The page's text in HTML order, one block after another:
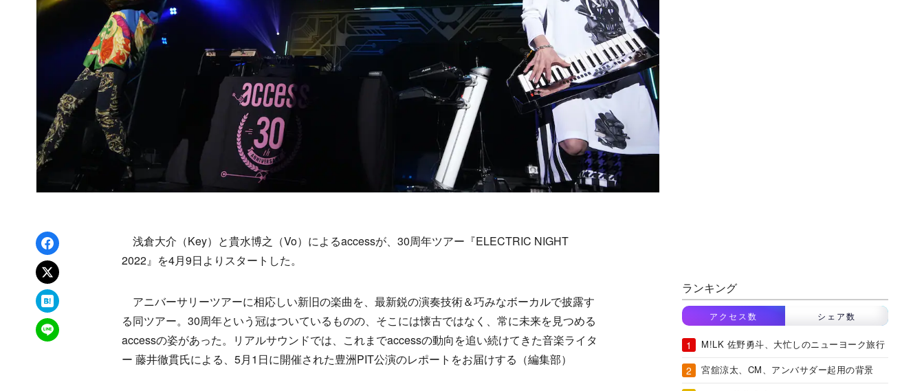
Facebookでシェア
xでポスト
はてなブックマーク
LINEで送る
浅倉大介（Key）と貴水博之（Vo）によるaccessが、30周年ツアー『ELECTRIC NIGHT
2022』を4月9日よりスタートした。
アニバーサリーツアーに相応しい新旧の楽曲を、最新鋭の演奏技術＆巧みなボーカルで披露す
る同ツアー。30周年という冠はついているものの、そこには懐古ではなく、常に未来を見つめる
accessの姿があった。リアルサウンドでは、これまでaccessの動向を追い続けてきた音楽ライタ
ー 藤井徹貫氏による、5月1日に開催された豊洲PIT公演のレポートをお届けする（編集部）
ランキング
アクセス数 シェア数
M!LK 佐野勇斗、大忙しのニューヨーク旅行
宮舘涼太、CM、アンバサダー起用の背景